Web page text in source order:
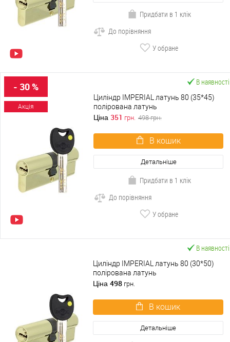
Придбати в 1 клік
До порівняння
У обране
- 30 %
Акція
В наявності
Циліндр IMPERIAL латунь 80 (35*45)
полірована латунь
Ціна 351 грн. 498грн.
В кошик
Детальніше
Придбати в 1 клік
До порівняння
У обране
В наявності
Циліндр IMPERIAL латунь 80 (30*50)
полірована латунь
Ціна 498 грн.
В кошик
Детальніше